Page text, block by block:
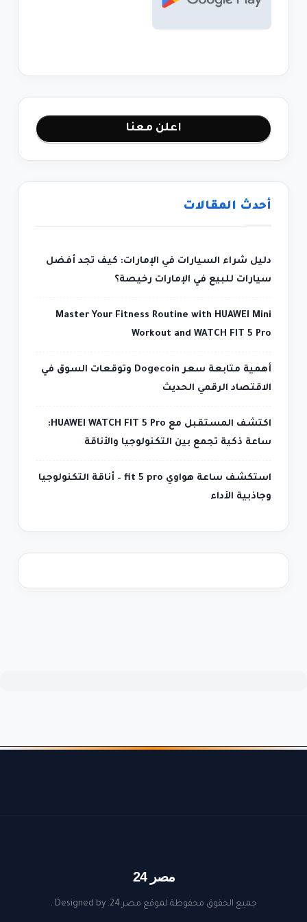
اعلن معنا
أحدث المقالات
دليل شراء السيارات في الإمارات: كيف تجد أفضل
سيارات للبيع في الإمارات رخيصة؟
Master Your Fitness Routine with HUAWEI Mini
Workout and WATCH FIT 5 Pro
أهمية متابعة سعر Dogecoin وتوقعات السوق في
الاقتصاد الرقمي الحديث
اكتشف المستقبل مع HUAWEI WATCH FIT 5 Pro:
ساعة ذكية تجمع بين التكنولوجيا والأناقة
استكشف ساعة هواوي fit 5 pro – أناقة التكنولوجيا
وجاذبية الأداء
مصر 24
جميع الحقوق محفوظة لموقع مصر 24. Designed by .